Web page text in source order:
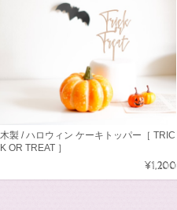
木製 / ハロウィン ケーキトッパー［ TRIC
K OR TREAT ］
¥1,200